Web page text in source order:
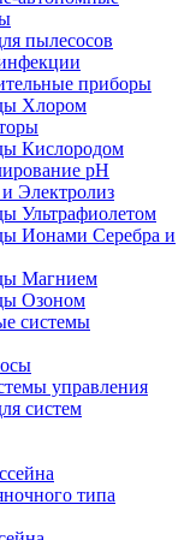
пылесосов
приборы
Хлором
Кислородом
рН
Электролиз
Ультрафиолетом
Ионами Серебра и
Магнием
Озоном
системы
управления
систем
типа